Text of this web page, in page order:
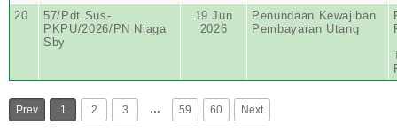
20
57/Pdt.Sus-
PKPU/2026/PN Niaga
Sby
19 Jun
2026
Penundaan Kewajiban
Pembayaran Utang
Prev 1 2 3 … 59 60 Next